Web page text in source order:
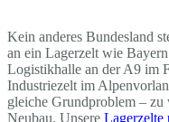
Kein anderes Bundesland
an ein Lagerzelt wie
Logistikhalle an der A9 im
Industriezelt im
gleiche Grundproblem –
Neubau. Unsere Lagerzelte